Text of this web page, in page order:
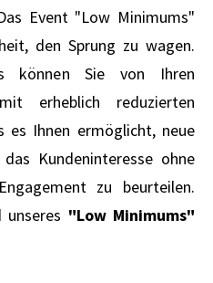
Event "Low Minimums"
den Sprung zu wagen.
können Sie von Ihren
erheblich reduzierten
es Ihnen ermöglicht, neue
Kundeninteresse ohne
zu beurteilen.
unseres "Low Minimums"